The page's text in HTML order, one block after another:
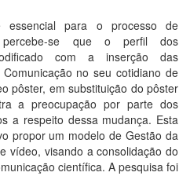
essencial para o processo de
percebe-se que o perfil dos
com a inserção das
no seu cotidiano de
pôster, em substituição do pôster
a preocupação por parte dos
a respeito dessa mudança. Esta
propor um modelo de Gestão da
vídeo, visando a consolidação do
científica. A pesquisa foi